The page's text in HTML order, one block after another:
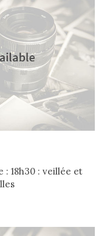
: 18h30 : veillée et